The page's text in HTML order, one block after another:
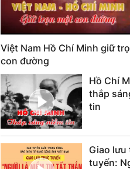
Việt Nam Hồ Chí Minh giữ
con đường
Hồ Chí
thắp
tin
Giao lưu
tuyến: